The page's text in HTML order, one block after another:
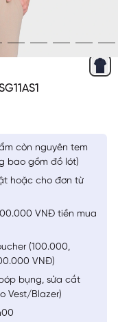
còn nguyên tem
bao gồm đồ lót)
hoặc cho đơn từ
VNĐ tiền mua
(100.000,
VNĐ)
bụng, sửa cắt
Vest/Blazer)